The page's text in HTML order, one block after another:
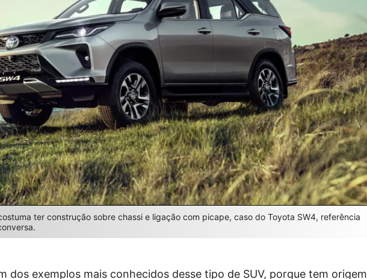
ter construção sobre chassi e ligação com picape, caso do Toyota SW4, referência
dos exemplos mais conhecidos desse tipo de SUV, porque tem origem